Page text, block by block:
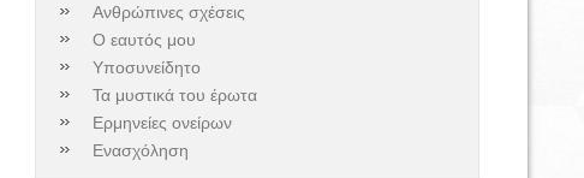
Ανθρώπινες σχέσεις
Ο εαυτός μου
Υποσυνείδητο
Τα μυστικά του έρωτα
Ερμηνείες ονείρων
Ενασχόληση